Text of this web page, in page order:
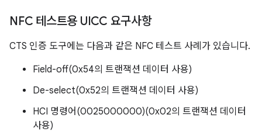
NFC 테스트용 UICC 요구사항
CTS 인증 도구에는 다음과 같은 NFC 테스트 사례가 있습니다.
Field-off(0x54의 트랜잭션 데이터 사용)
De-select(0x52의 트랜잭션 데이터 사용)
HCI 명령어(0025000000)(0x02의 트랜잭션 데이터
사용)